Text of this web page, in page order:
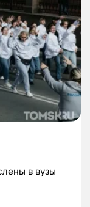
в вузы